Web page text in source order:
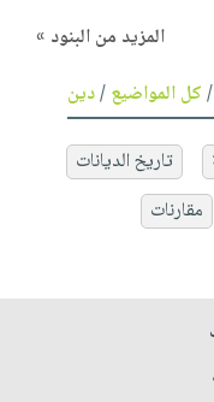
المزيد من البنود »
كل المواضيع/دين
تاريخ الديانات
مقارنات